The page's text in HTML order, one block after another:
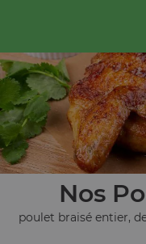
Nos
poulet braisé entier,